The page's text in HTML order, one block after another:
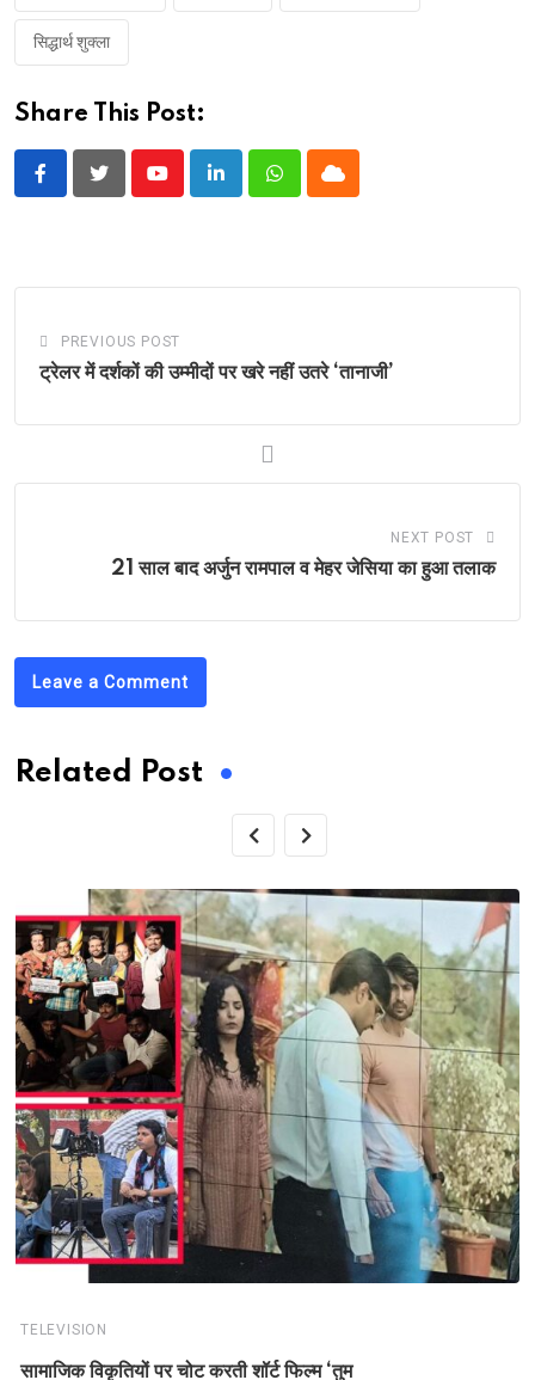
सिद्धार्थ शुक्ला
Share This Post:
YoutubeLinkedInWhatsappCloud
PREVIOUS POST
ट्रेलर में दर्शकों की उम्मीदों पर खरे नहीं उतरे ‘तानाजी’
NEXT POST
21 साल बाद अर्जुन रामपाल व मेहर जेसिया का हुआ तलाक
Leave a Comment
Related Post
TELEVISION
सामाजिक विकृतियों पर चोट करती शॉर्ट फिल्म ‘तुम